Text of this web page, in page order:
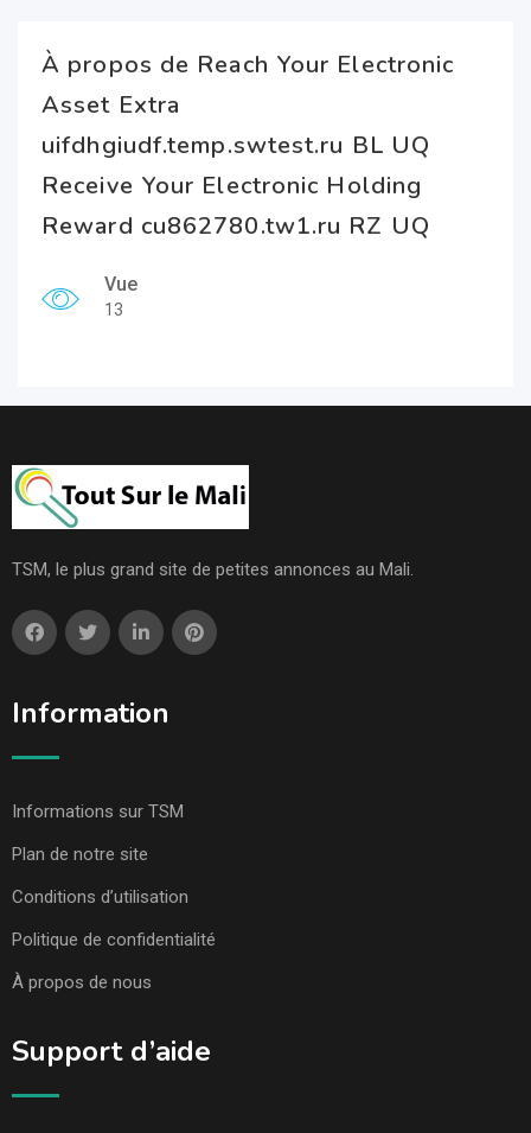
À propos de Reach Your Electronic
Asset Extra
uifdhgiudf.temp.swtest.ru BL UQ
Receive Your Electronic Holding
Reward cu862780.tw1.ru RZ UQ
Vue
13
TSM, le plus grand site de petites annonces au Mali.
Information
Informations sur TSM
Plan de notre site
Conditions d’utilisation
Politique de confidentialité
À propos de nous
Support d’aide